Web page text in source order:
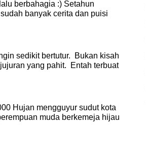
berbahagia :) Setahun
banyak cerita dan puisi
sedikit bertutur. Bukan kisah
yang pahit. Entah terbuat
Hujan mengguyur sudut kota
muda berkemeja hijau